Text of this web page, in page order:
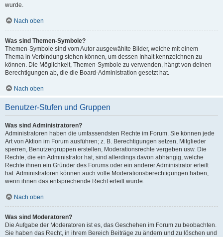
wurde.
Nach oben
Was sind Themen-Symbole?
Themen-Symbole sind vom Autor ausgewählte Bilder, welche mit einem
Thema in Verbindung stehen können, um dessen Inhalt kennzeichnen zu
können. Die Möglichkeit, Themen-Symbole zu verwenden, hängt von deinen
Berechtigungen ab, die die Board-Administration gesetzt hat.
Nach oben
Benutzer-Stufen und Gruppen
Was sind Administratoren?
Administratoren haben die umfassendsten Rechte im Forum. Sie können jede
Art von Aktion im Forum ausführen; z. B. Berechtigungen setzen, Mitglieder
sperren, Benutzergruppen erstellen, Moderationsrechte vergeben usw. Die
Rechte, die ein Administrator hat, sind allerdings davon abhängig, welche
Rechte ihnen ein Gründer des Forums oder ein anderer Administrator erteilt
hat. Administratoren können auch volle Moderationsberechtigungen haben,
wenn ihnen das entsprechende Recht erteilt wurde.
Nach oben
Was sind Moderatoren?
Die Aufgabe der Moderatoren ist es, das Geschehen im Forum zu beobachten.
Sie haben das Recht, in ihrem Bereich Beiträge zu ändern und zu löschen und